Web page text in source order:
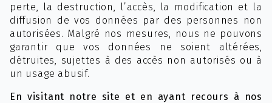
perte, la destruction, l’accès, la modification et la
diffusion de vos données par des personnes non
autorisées. Malgré nos mesures, nous ne pouvons
garantir que vos données ne soient altérées,
détruites, sujettes à des accès non autorisés ou à
un usage abusif.
En visitant notre site et en ayant recours à nos